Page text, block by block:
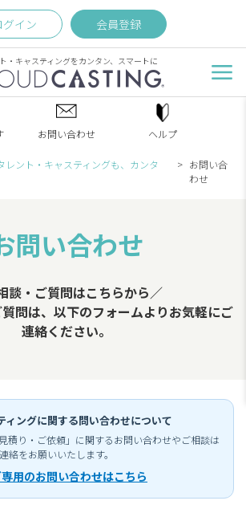
グイン 会員登録
・キャスティングをカンタン、スマートに
お問い合わせ ヘルプ
レント・キャスティングも、カンタ
お問い合
わせ
問い合わせ
談・ご質問はこちらから／
問は、以下のフォームよりお気軽にご
連絡ください。
ィングに関する問い合わせについて
積り・ご依頼」に関するお問い合わせやご相談は
絡をお願いいたします。
用のお問い合わせはこちら